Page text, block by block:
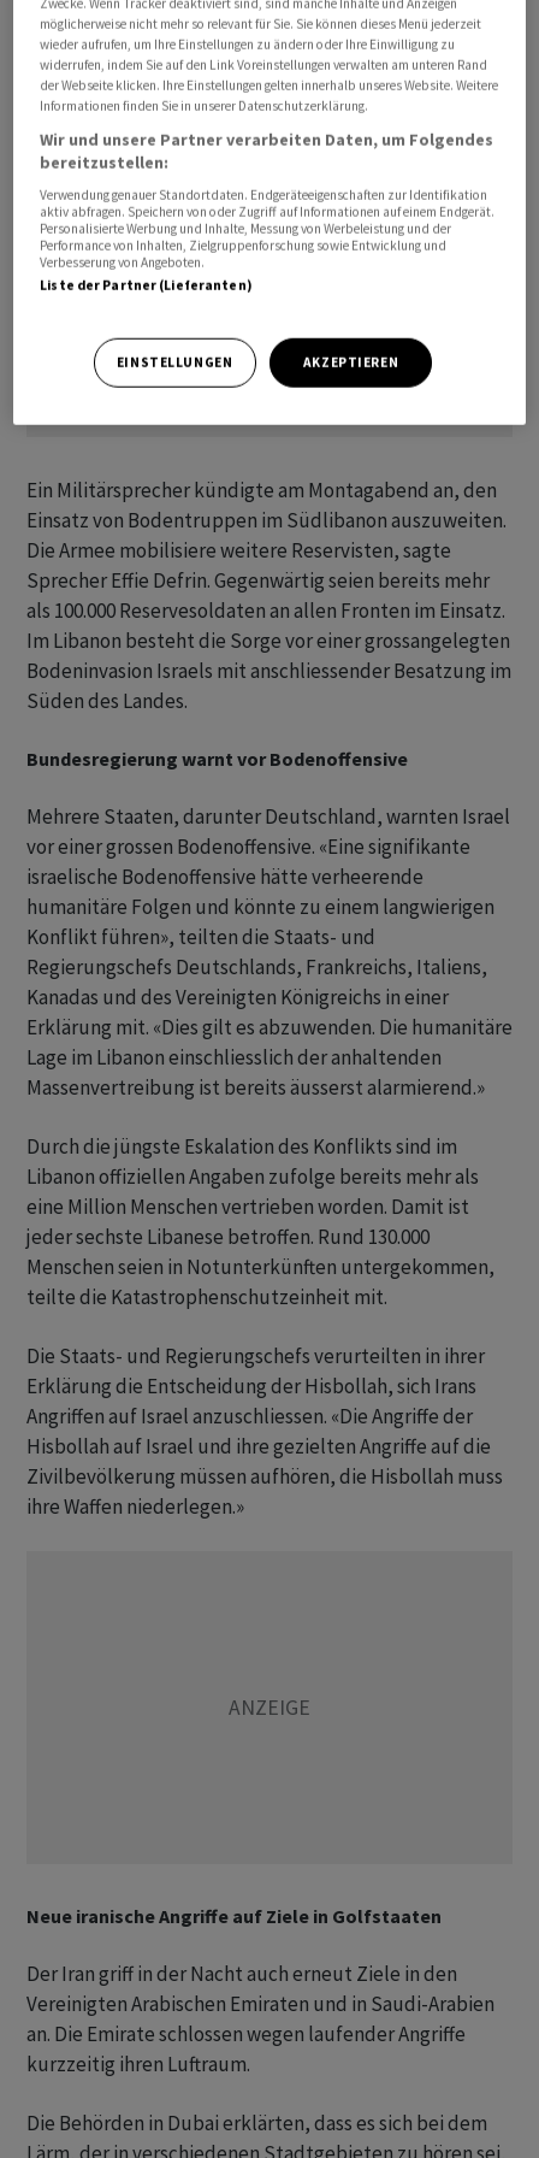
Raketenangriffen aus dem Libanon und beschränkte
sich zunächst auf Luftangriffe, inzwischen gibt es aber
auch Einsätze am Boden.
Ein Militärsprecher kündigte am Montagabend an, den
Einsatz von Bodentruppen im Südlibanon auszuweiten.
Die Armee mobilisiere weitere Reservisten, sagte
Sprecher Effie Defrin. Gegenwärtig seien bereits mehr
als 100.000 Reservesoldaten an allen Fronten im Einsatz.
Im Libanon besteht die Sorge vor einer grossangelegten
Bodeninvasion Israels mit anschliessender Besatzung im
Süden des Landes.
Bundesregierung warnt vor Bodenoffensive
Mehrere Staaten, darunter Deutschland, warnten Israel
vor einer grossen Bodenoffensive. «Eine signifikante
israelische Bodenoffensive hätte verheerende
humanitäre Folgen und könnte zu einem langwierigen
Konflikt führen», teilten die Staats- und
Regierungschefs Deutschlands, Frankreichs, Italiens,
Kanadas und des Vereinigten Königreichs in einer
Erklärung mit. «Dies gilt es abzuwenden. Die humanitäre
Lage im Libanon einschliesslich der anhaltenden
Massenvertreibung ist bereits äusserst alarmierend.»
Durch die jüngste Eskalation des Konflikts sind im
Libanon offiziellen Angaben zufolge bereits mehr als
eine Million Menschen vertrieben worden. Damit ist
jeder sechste Libanese betroffen. Rund 130.000
Menschen seien in Notunterkünften untergekommen,
teilte die Katastrophenschutzeinheit mit.
Die Staats- und Regierungschefs verurteilten in ihrer
Erklärung die Entscheidung der Hisbollah, sich Irans
Angriffen auf Israel anzuschliessen. «Die Angriffe der
Hisbollah auf Israel und ihre gezielten Angriffe auf die
Zivilbevölkerung müssen aufhören, die Hisbollah muss
ihre Waffen niederlegen.»
Neue iranische Angriffe auf Ziele in Golfstaaten
Der Iran griff in der Nacht auch erneut Ziele in den
Vereinigten Arabischen Emiraten und in Saudi-Arabien
an. Die Emirate schlossen wegen laufender Angriffe
kurzzeitig ihren Luftraum.
Die Behörden in Dubai erklärten, dass es sich bei dem
Zwecke. Wenn Tracker deaktiviert sind, sind manche Inhalte und Anzeigen
möglicherweise nicht mehr so relevant für Sie. Sie können dieses Menü jederzeit
wieder aufrufen, um Ihre Einstellungen zu ändern oder Ihre Einwilligung zu
widerrufen, indem Sie auf den Link Voreinstellungen verwalten am unteren Rand
der Webseite klicken. Ihre Einstellungen gelten innerhalb unseres Website. Weitere
Informationen finden Sie in unserer Datenschutzerklärung.
Wir und unsere Partner verarbeiten Daten, um Folgendes
bereitzustellen:
Verwendung genauer Standortdaten. Endgeräteeigenschaften zur Identifikation
aktiv abfragen. Speichern von oder Zugriff auf Informationen auf einem Endgerät.
Personalisierte Werbung und Inhalte, Messung von Werbeleistung und der
Performance von Inhalten, Zielgruppenforschung sowie Entwicklung und
Verbesserung von Angeboten.
Liste der Partner (Lieferanten)
EINSTELLUNGEN AKZEPTIEREN